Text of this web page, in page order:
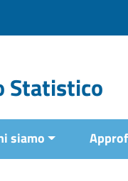
Statistico
siamo